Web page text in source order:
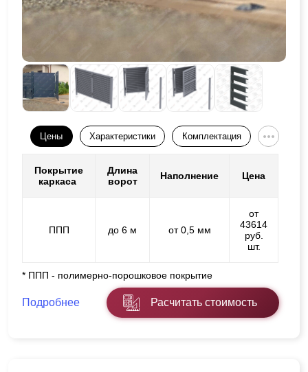
Цены Характеристики Комплектация
Покрытие
каркаса
Длина
ворот
Наполнение Цена
ППП до 6 м от 0,5 мм
от
43614
руб.
шт.
* ППП - полимерно-порошковое покрытие
Подробнее Расчитать стоимость